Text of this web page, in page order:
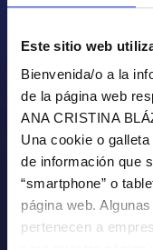
Este sitio web
Bienvenida/o a la
de la página web
ANA CRISTINA
Una cookie o
de información que
“smartphone” o
página web.
pertenecen a
E-
Tiendas online
experiencia de
negocio
Me